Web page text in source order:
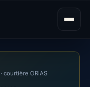
courtière ORIAS